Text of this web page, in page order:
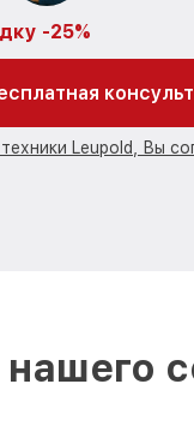
-25%
Leupold, Вы